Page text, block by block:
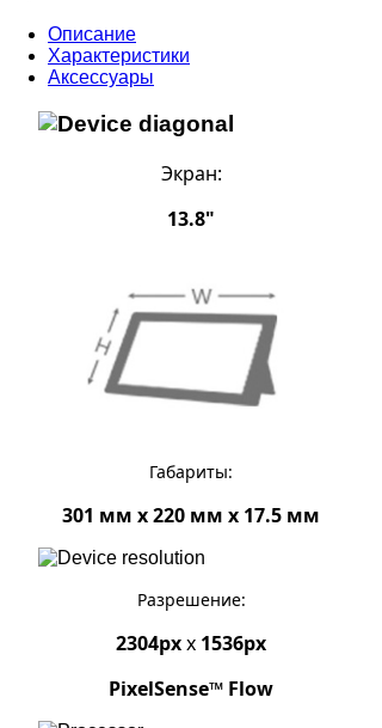
Описание
Характеристики
Аксессуары
Экран:
13.8"
Габариты:
301 мм x 220 мм x 17.5 мм
Разрешение:
2304pxx 1536px
PixelSense™ Flow